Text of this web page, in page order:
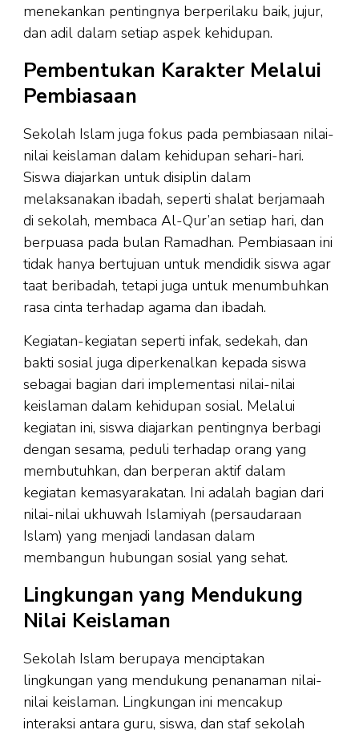
menekankan pentingnya berperilaku baik, jujur,
dan adil dalam setiap aspek kehidupan.
Pembentukan Karakter Melalui
Pembiasaan
Sekolah Islam juga fokus pada pembiasaan nilai-
nilai keislaman dalam kehidupan sehari-hari.
Siswa diajarkan untuk disiplin dalam
melaksanakan ibadah, seperti shalat berjamaah
di sekolah, membaca Al-Qur’an setiap hari, dan
berpuasa pada bulan Ramadhan. Pembiasaan ini
tidak hanya bertujuan untuk mendidik siswa agar
taat beribadah, tetapi juga untuk menumbuhkan
rasa cinta terhadap agama dan ibadah.
Kegiatan-kegiatan seperti infak, sedekah, dan
bakti sosial juga diperkenalkan kepada siswa
sebagai bagian dari implementasi nilai-nilai
keislaman dalam kehidupan sosial. Melalui
kegiatan ini, siswa diajarkan pentingnya berbagi
dengan sesama, peduli terhadap orang yang
membutuhkan, dan berperan aktif dalam
kegiatan kemasyarakatan. Ini adalah bagian dari
nilai-nilai ukhuwah Islamiyah (persaudaraan
Islam) yang menjadi landasan dalam
membangun hubungan sosial yang sehat.
Lingkungan yang Mendukung
Nilai Keislaman
Sekolah Islam berupaya menciptakan
lingkungan yang mendukung penanaman nilai-
nilai keislaman. Lingkungan ini mencakup
interaksi antara guru, siswa, dan staf sekolah